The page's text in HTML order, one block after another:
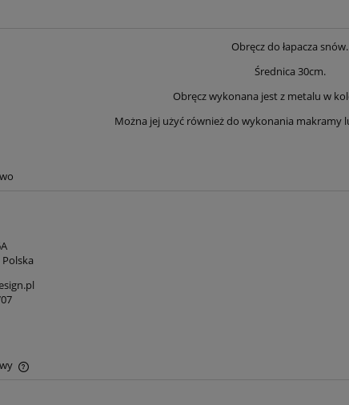
3mm - Ecru
- bez rdzenia
cena:
Obręcz do łapacza snów.
Średnica 30cm.
Obręcz wykonana jest z metalu w
Można jej użyć również do wykonania makramy